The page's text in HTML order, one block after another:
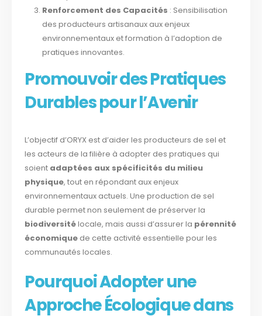
Renforcement des Capacités : Sensibilisation
des producteurs artisanaux aux enjeux
environnementaux et formation à l’adoption de
pratiques innovantes.
Promouvoir des Pratiques
Durables pour l’Avenir
L’objectif d’ORYX est d’aider les producteurs de sel et
les acteurs de la filière à adopter des pratiques qui
soient adaptées aux spécificités du milieu
physique, tout en répondant aux enjeux
environnementaux actuels. Une production de sel
durable permet non seulement de préserver la
biodiversitélocale, mais aussi d’assurer la pérennité
économique de cette activité essentielle pour les
communautés locales.
Pourquoi Adopter une
Approche Écologique dans